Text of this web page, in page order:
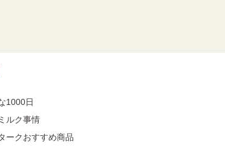
1000日
ルク事情
ークおすすめ商品